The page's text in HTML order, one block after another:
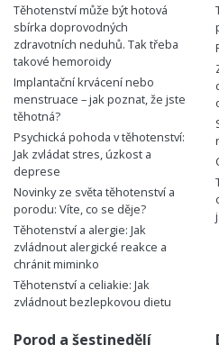
Těhotenství může být hotová
sbírka doprovodných
zdravotních neduhů. Tak třeba
takové hemoroidy
Implantační krvácení nebo
menstruace – jak poznat, že jste
těhotná?
Psychická pohoda v těhotenství:
Jak zvládat stres, úzkost a
deprese
Novinky ze světa těhotenství a
porodu: Víte, co se děje?
Těhotenství a alergie: Jak
zvládnout alergické reakce a
chránit miminko
Těhotenství a celiakie: Jak
zvládnout bezlepkovou dietu
Porod a šestinedělí